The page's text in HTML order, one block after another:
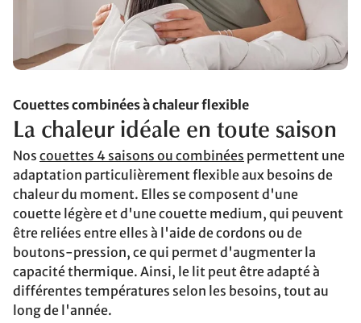
Couettes combinées à chaleur flexible
La chaleur idéale en toute saison
Nos couettes 4 saisons ou combinées permettent une
adaptation particulièrement flexible aux besoins de
chaleur du moment. Elles se composent d'une
couette légère et d'une couette medium, qui peuvent
être reliées entre elles à l'aide de cordons ou de
boutons-pression, ce qui permet d'augmenter la
capacité thermique. Ainsi, le lit peut être adapté à
différentes températures selon les besoins, tout au
long de l'année.